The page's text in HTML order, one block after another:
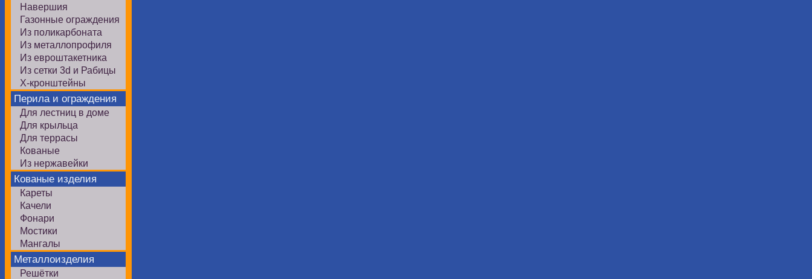
Навершия
Газонные ограждения
Из поликарбоната
Из металлопрофиля
Из евроштакетника
Из сетки 3d и Рабицы
Х-кронштейны
Перила и ограждения
Для лестниц в доме
Для крыльца
Для террасы
Кованые
Из нержавейки
Кованые изделия
Кареты
Качели
Фонари
Мостики
Мангалы
Металлоизделия
Решётки